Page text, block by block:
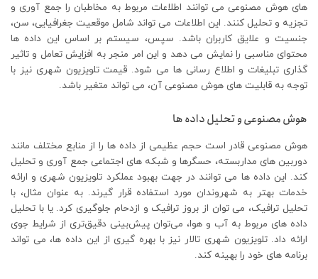
های هوش مصنوعی می توانند اطلاعات مربوط به مخاطبان را جمع آوری و
تجزیه و تحلیل کنند. این اطلاعات می تواند شامل موقعیت جغرافیایی، سن،
جنسیت و علایق کاربران باشد. سپس، سیستم بر اساس این داده ها
محتوای مناسبی را نمایش می دهد و این امر منجر به افزایش تعامل و تاثیر
گذاری تبلیغات و اطلاع رسانی ها می شود. قیمت تلویزیون شهری نیز با
توجه به قابلیت های هوش مصنوعی آن، می تواند متغیر باشد.
هوش مصنوعی و تحلیل داده ها
هوش مصنوعی قادر است حجم عظیمی از داده ها را از منابع مختلف مانند
دوربین های مداربسته، حسگرها و شبکه های اجتماعی جمع آوری و تحلیل
کند. این داده ها می توانند در جهت بهبود عملکرد تلویزیون شهری و ارائه
خدمات بهتر به شهروندان مورد استفاده قرار گیرند. به عنوان مثال، با
تحلیل ترافیک، می توان از بروز ترافیک و ازدحام جلوگیری کرد. یا با تحلیل
داده های مربوط به آب و هوا، می‌توان پیش‌بینی دقیق‌تری از شرایط جوی
ارائه داد. تلویزیون شهری تالار نیز با بهره گیری از این داده ها، می تواند
برنامه های خود را بهینه کند.